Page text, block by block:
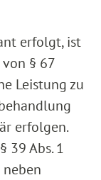
erfolgt, ist
§ 67
Leistung zu
erfolgen.
39 Abs. 1
neben